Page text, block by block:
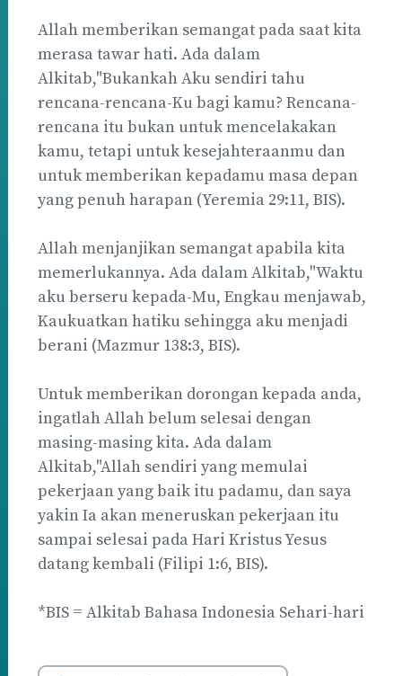
Allah memberikan semangat pada saat kita
merasa tawar hati. Ada dalam
Alkitab,"Bukankah Aku sendiri tahu
rencana-rencana-Ku bagi kamu? Rencana-
rencana itu bukan untuk mencelakakan
kamu, tetapi untuk kesejahteraanmu dan
untuk memberikan kepadamu masa depan
yang penuh harapan (Yeremia 29:11, BIS).
Allah menjanjikan semangat apabila kita
memerlukannya. Ada dalam Alkitab,"Waktu
aku berseru kepada-Mu, Engkau menjawab,
Kaukuatkan hatiku sehingga aku menjadi
berani (Mazmur 138:3, BIS).
Untuk memberikan dorongan kepada anda,
ingatlah Allah belum selesai dengan
masing-masing kita. Ada dalam
Alkitab,"Allah sendiri yang memulai
pekerjaan yang baik itu padamu, dan saya
yakin Ia akan meneruskan pekerjaan itu
sampai selesai pada Hari Kristus Yesus
datang kembali (Filipi 1:6, BIS).
*BIS = Alkitab Bahasa Indonesia Sehari-hari